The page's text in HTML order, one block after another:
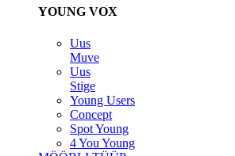
YOUNG VOX
Uus
Muve
Uus
Stige
Young Users
Concept
Spot Young
4 You Young